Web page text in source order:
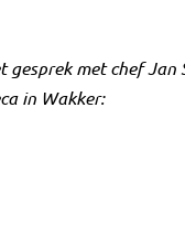
gesprek met chef Jan
in Wakker: